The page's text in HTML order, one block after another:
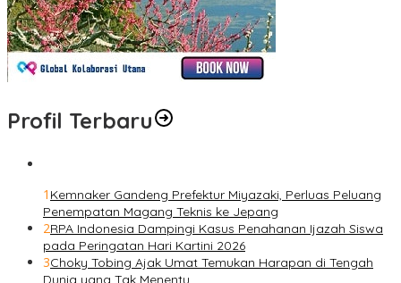
Profil Terbaru
1 Kemnaker Gandeng Prefektur Miyazaki, Perluas Peluang
Penempatan Magang Teknis ke Jepang
2RPA Indonesia Dampingi Kasus Penahanan Ijazah Siswa
pada Peringatan Hari Kartini 2026
3Choky Tobing Ajak Umat Temukan Harapan di Tengah
Dunia yang Tak Menentu